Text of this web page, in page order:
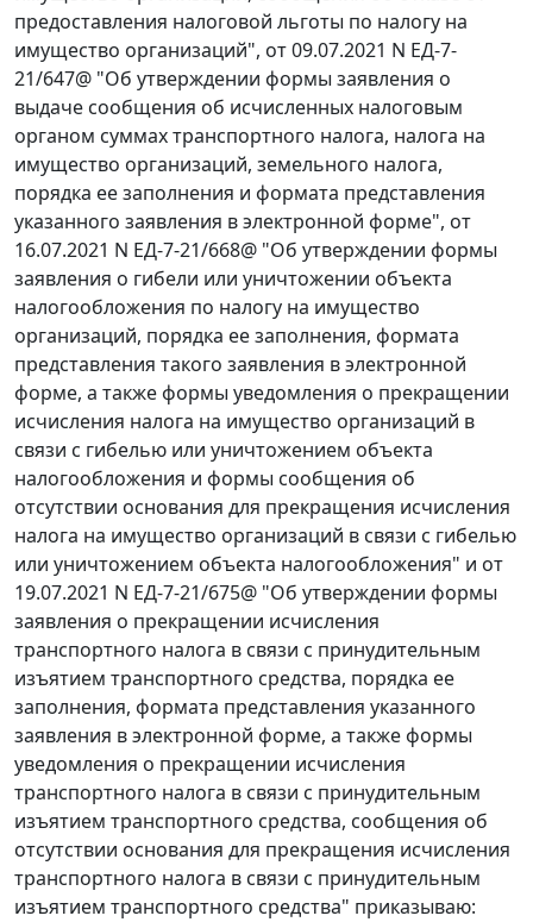
предоставления налоговой льготы по налогу на
имущество организаций", от 09.07.2021 N ЕД-7-
21/647@ "Об утверждении формы заявления о
выдаче сообщения об исчисленных налоговым
органом суммах транспортного налога, налога на
имущество организаций, земельного налога,
порядка ее заполнения и формата представления
указанного заявления в электронной форме", от
16.07.2021 N ЕД-7-21/668@ "Об утверждении формы
заявления о гибели или уничтожении объекта
налогообложения по налогу на имущество
организаций, порядка ее заполнения, формата
представления такого заявления в электронной
форме, а также формы уведомления о прекращении
исчисления налога на имущество организаций в
связи с гибелью или уничтожением объекта
налогообложения и формы сообщения об
отсутствии основания для прекращения исчисления
налога на имущество организаций в связи с гибелью
или уничтожением объекта налогообложения" и от
19.07.2021 N ЕД-7-21/675@ "Об утверждении формы
заявления о прекращении исчисления
транспортного налога в связи с принудительным
изъятием транспортного средства, порядка ее
заполнения, формата представления указанного
заявления в электронной форме, а также формы
уведомления о прекращении исчисления
транспортного налога в связи с принудительным
изъятием транспортного средства, сообщения об
отсутствии основания для прекращения исчисления
транспортного налога в связи с принудительным
изъятием транспортного средства" приказываю: